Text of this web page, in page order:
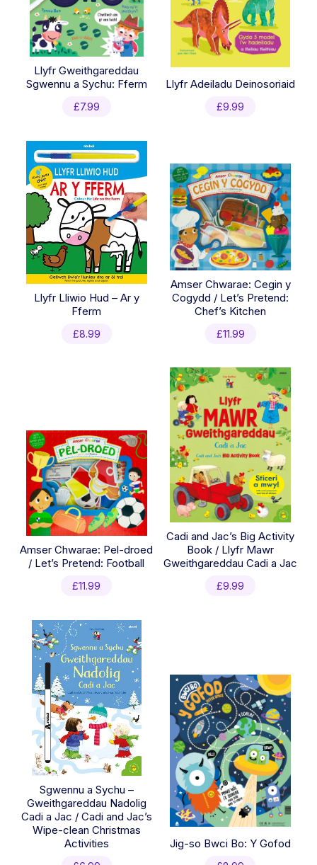
Llyfr Gweithgareddau
Sgwennu a Sychu: Fferm
£7.99
Llyfr Adeiladu Deinosoriaid
£9.99
Llyfr Lliwio Hud – Ar y
Fferm
£8.99
Amser Chwarae: Cegin y
Cogydd / Let’s Pretend:
Chef’s Kitchen
£11.99
Amser Chwarae: Pel-droed
/ Let’s Pretend: Football
£11.99
Cadi and Jac’s Big Activity
Book / Llyfr Mawr
Gweithgareddau Cadi a Jac
£9.99
Sgwennu a Sychu –
Gweithgareddau Nadolig
Cadi a Jac / Cadi and Jac’s
Wipe-clean Christmas
Activities
Jig-so Bwci Bo: Y Gofod